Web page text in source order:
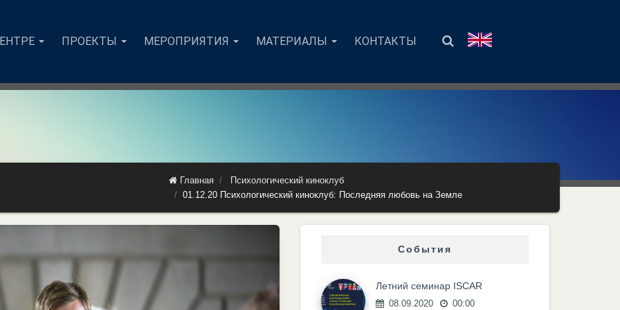
ПРОЕКТЫ МЕРОПРИЯТИЯ МАТЕРИАЛЫ КОНТАКТЫ
Главная
Психологический киноклуб
01.12.20 Психологический киноклуб: Последняя любовь на Земле
События
Летний семинар ISCAR
08.09.2020 00:00